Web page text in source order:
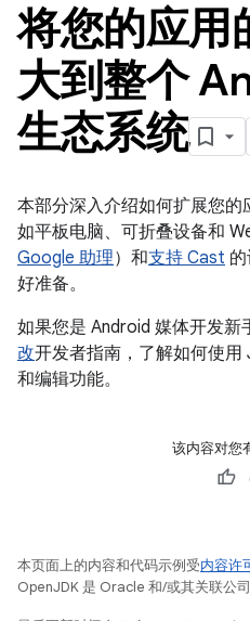
将您的应用
大到整个
生态系统
本部分深入介绍如何扩展您
如平板电脑、可折叠设备和
Google 助理）和支持 Cast
好准备。
如果您是 Android 媒体开发新
改开发者指南，了解如何使
和编辑功能。
该内容对您
本页面上的内容和代码示例受内容许
OpenJDK 是 Oracle 和/或其关联公司